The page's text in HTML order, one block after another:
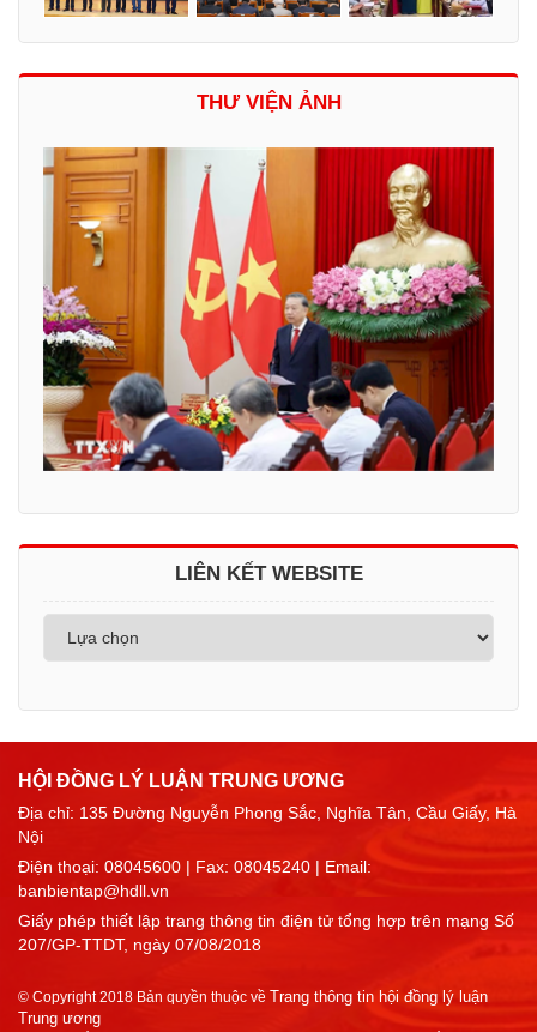
THƯ VIỆN ẢNH
LIÊN KẾT WEBSITE
HỘI ĐỒNG LÝ LUẬN TRUNG ƯƠNG
Địa chỉ: 135 Đường Nguyễn Phong Sắc, Nghĩa Tân, Cầu Giấy, Hà
Nội
Điện thoại: 08045600 | Fax: 08045240 | Email:
banbientap@hdll.vn
Giấy phép thiết lập trang thông tin điện tử tổng hợp trên mạng Số
207/GP-TTDT, ngày 07/08/2018
© Copyright 2018 Bản quyền thuộc về Trang thông tin hội đồng lý luận
Trung ương